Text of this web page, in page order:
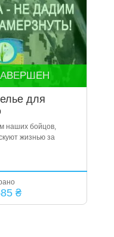
для
наших бойцов,
жизнью за
₴